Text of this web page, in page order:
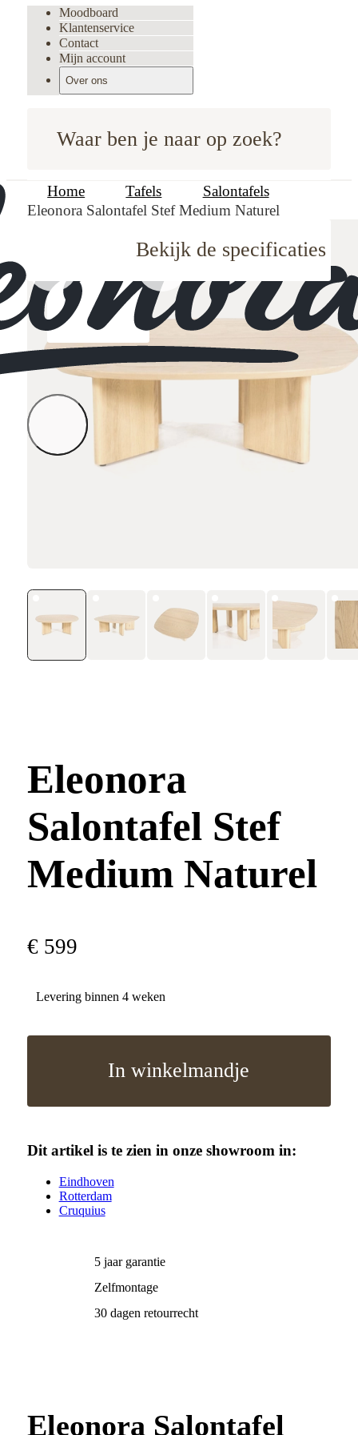
Waar ben je naar op zoek?
Moodboard
Klantenservice
Contact
Mijn account
Over ons
Home Tafels
Salontafels
Eleonora Salontafel Stef Medium Naturel
Bekijk de specificaties
Eleonora
Salontafel Stef
Medium Naturel
€ 599
Levering binnen 4 weken
In winkelmandje
Dit artikel is te zien in onze showroom in:
Eindhoven
Rotterdam
Cruquius
5 jaar garantie
Zelfmontage
30 dagen retourrecht
Eleonora Salontafel